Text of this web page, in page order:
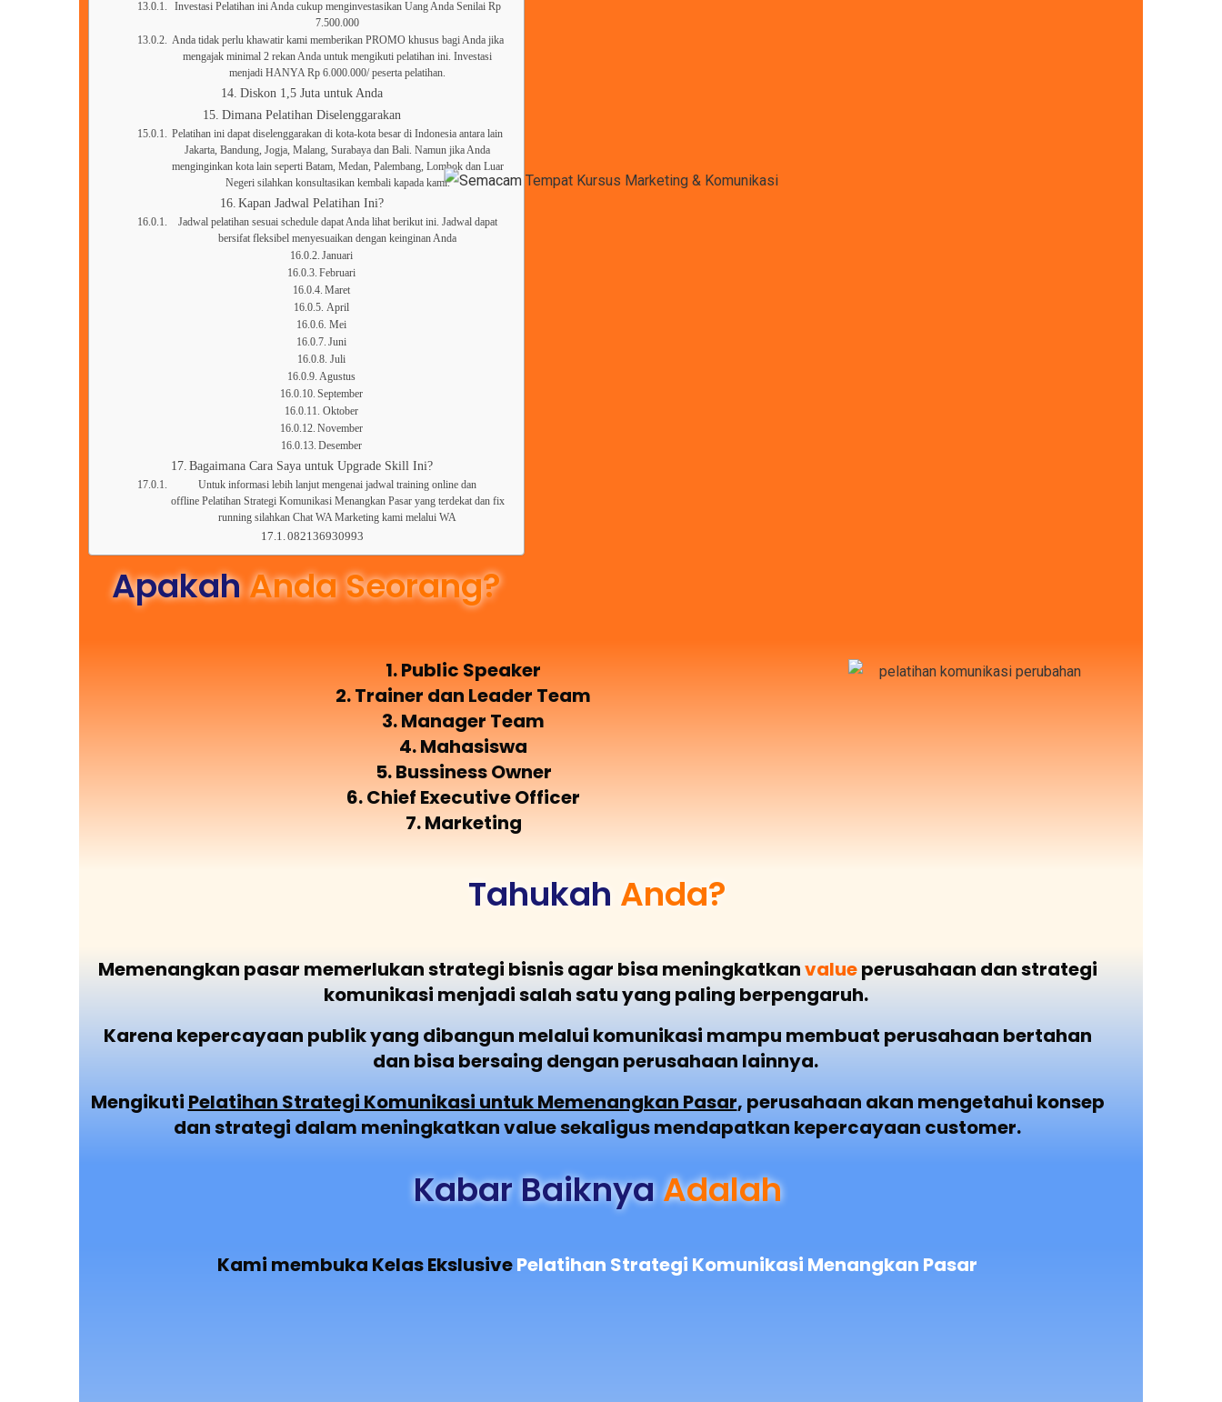
Investasi Pelatihan ini Anda cukup menginvestasikan Uang Anda Senilai Rp
7.500.000
Anda tidak perlu khawatir kami memberikan PROMO khusus bagi Anda jika
mengajak minimal 2 rekan Anda untuk mengikuti pelatihan ini. Investasi
menjadi HANYA Rp 6.000.000/ peserta pelatihan.
Diskon 1,5 Juta untuk Anda
Dimana Pelatihan Diselenggarakan
Pelatihan ini dapat diselenggarakan di kota-kota besar di Indonesia antara lain
Jakarta, Bandung, Jogja, Malang, Surabaya dan Bali. Namun jika Anda
menginginkan kota lain seperti Batam, Medan, Palembang, Lombok dan Luar
Negeri silahkan konsultasikan kembali kapada kami.
Kapan Jadwal Pelatihan Ini?
Jadwal pelatihan sesuai schedule dapat Anda lihat berikut ini. Jadwal dapat
bersifat fleksibel menyesuaikan dengan keinginan Anda
Januari
Februari
Maret
April
Mei
Juni
Juli
Agustus
September
Oktober
November
Desember
Bagaimana Cara Saya untuk Upgrade Skill Ini?
Untuk informasi lebih lanjut mengenai jadwal training online dan
offline Pelatihan Strategi Komunikasi Menangkan Pasar yang terdekat dan fix
running silahkan Chat WA Marketing kami melalui WA
082136930993
ApakahAnda Seorang?
1. Public Speaker
2. Trainer dan Leader Team
3. Manager Team
4. Mahasiswa
5. Bussiness Owner
6. Chief Executive Officer
7. Marketing
Tahukah Anda?
Memenangkan pasar memerlukan strategi bisnis agar bisa meningkatkanvalueperusahaan dan strategi
komunikasi menjadi salah satu yang paling berpengaruh.
Karena kepercayaan publik yang dibangun melalui komunikasi mampu membuat perusahaan bertahan
dan bisa bersaing dengan perusahaan lainnya.
Mengikuti Pelatihan Strategi Komunikasi untuk Memenangkan Pasar, perusahaan akan mengetahui konsep
dan strategi dalam meningkatkan value sekaligus mendapatkan kepercayaan customer.
Kabar BaiknyaAdalah
Kami membuka Kelas EkslusivePelatihan Strategi Komunikasi Menangkan Pasar